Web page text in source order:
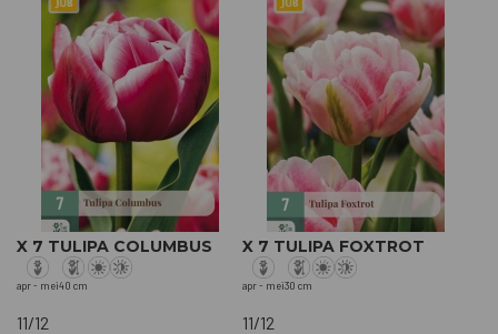
X 7 TULIPA COLUMBUS
apr - mei40 cm
11/12
X 7 TULIPA FOXTROT
apr - mei30 cm
11/12